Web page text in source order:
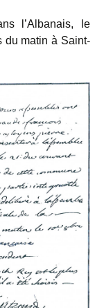
l’Albanais, le
du matin à Saint-